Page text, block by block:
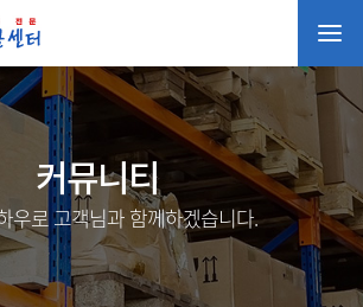
커뮤니티
우로 고객님과 함께하겠습니다.